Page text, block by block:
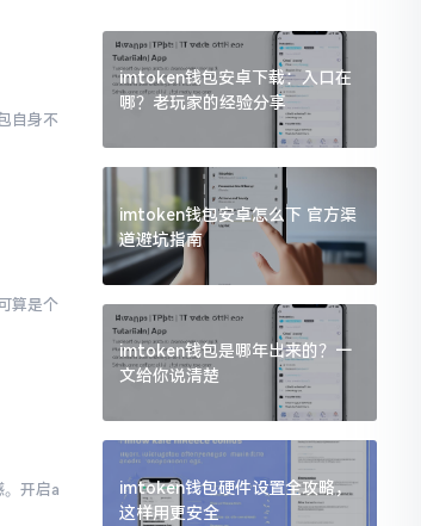
自身不
算是个
开启a
imtoken钱包安卓下载：入口在
哪？老玩家的经验分享
imtoken钱包安卓怎么下 官方渠
道避坑指南
imtoken钱包是哪年出来的？一
文给你说清楚
imtoken钱包硬件设置全攻略，
这样用更安全